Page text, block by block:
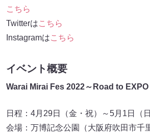
こちら
Twitterはこちら
Instagramはこちら
イベント概要
Warai Mirai Fes 2022～Road to EXPO
日程：4月29日（金・祝）～5月1日（
会場：万博記念公園（大阪府吹田市千